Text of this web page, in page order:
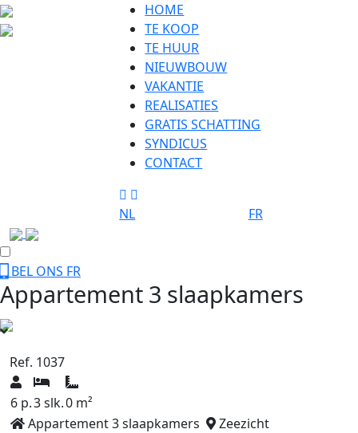
HOME
TE KOOP
TE HUUR
NIEUWBOUW
VAKANTIE
REALISATIES
GRATIS SCHATTING
SYNDICUS
CONTACT
NL FR
BEL ONS FR
Appartement 3 slaapkamers
Ref. 1037
6 p.3 slk.0 m²
Appartement 3 slaapkamers
Zeezicht